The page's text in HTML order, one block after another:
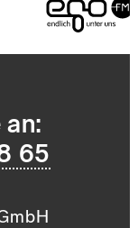
an:
65